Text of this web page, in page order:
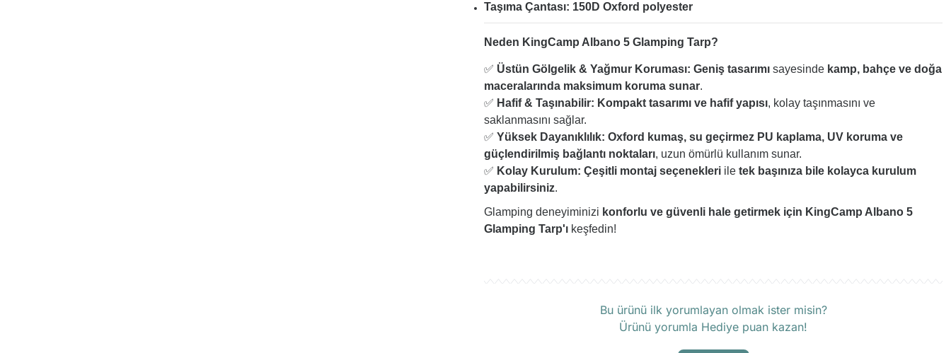
Taşıma Çantası: 150D Oxford polyester
Neden KingCamp Albano 5 Glamping Tarp?
✅ Üstün Gölgelik & Yağmur Koruması: Geniş tasarımı sayesinde kamp, bahçe ve doğa
maceralarında maksimum koruma sunar.
✅ Hafif & Taşınabilir: Kompakt tasarımı ve hafif yapısı, kolay taşınmasını ve
saklanmasını sağlar.
✅ Yüksek Dayanıklılık: Oxford kumaş, su geçirmez PU kaplama, UV koruma ve
güçlendirilmiş bağlantı noktaları, uzun ömürlü kullanım sunar.
✅ Kolay Kurulum: Çeşitli montaj seçenekleri ile tek başınıza bile kolayca kurulum
yapabilirsiniz.
Glamping deneyiminizi konforlu ve güvenli hale getirmek için KingCamp Albano 5
Glamping Tarp'ı keşfedin!
Bu ürünü ilk yorumlayan olmak ister misin?
Ürünü yorumla Hediye puan kazan!